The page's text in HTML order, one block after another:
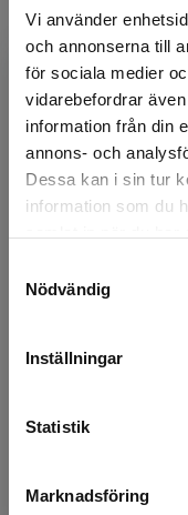
Vi använder
och annonserna till
för sociala medier
vidarebefordrar
information från din
annons- och
Dessa kan i sin tur
information som du
Nödvändig
Inställningar
Statistik
Marknadsföring
Det verkar som
Sverige. För att
Välkommen till
Kerstin
Västerbotten
debuterade år...